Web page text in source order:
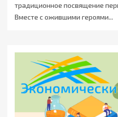
традиционное посвящение
Вместе с ожившими героями...